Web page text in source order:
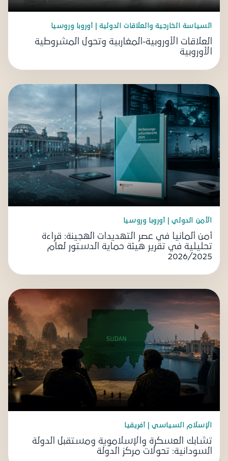
السياسة الخارجية والعلاقات الدولية | أوروبا وروسيا
العلاقات الأوروبية-المغاربية وتحول المشروطية
الأوروبية
الأمن الدولي | أوروبا وروسيا
أمن ألمانيا في عصر التهديدات الهجينة: قراءة
تحليلية في تقرير هيئة حماية الدستور لعام
2026/2025
الإسلام السياسي | أفريقيا
تشابك العسكرة والإسلاموية ومستقبل الدولة
السودانية: تحولات مركز الدولة